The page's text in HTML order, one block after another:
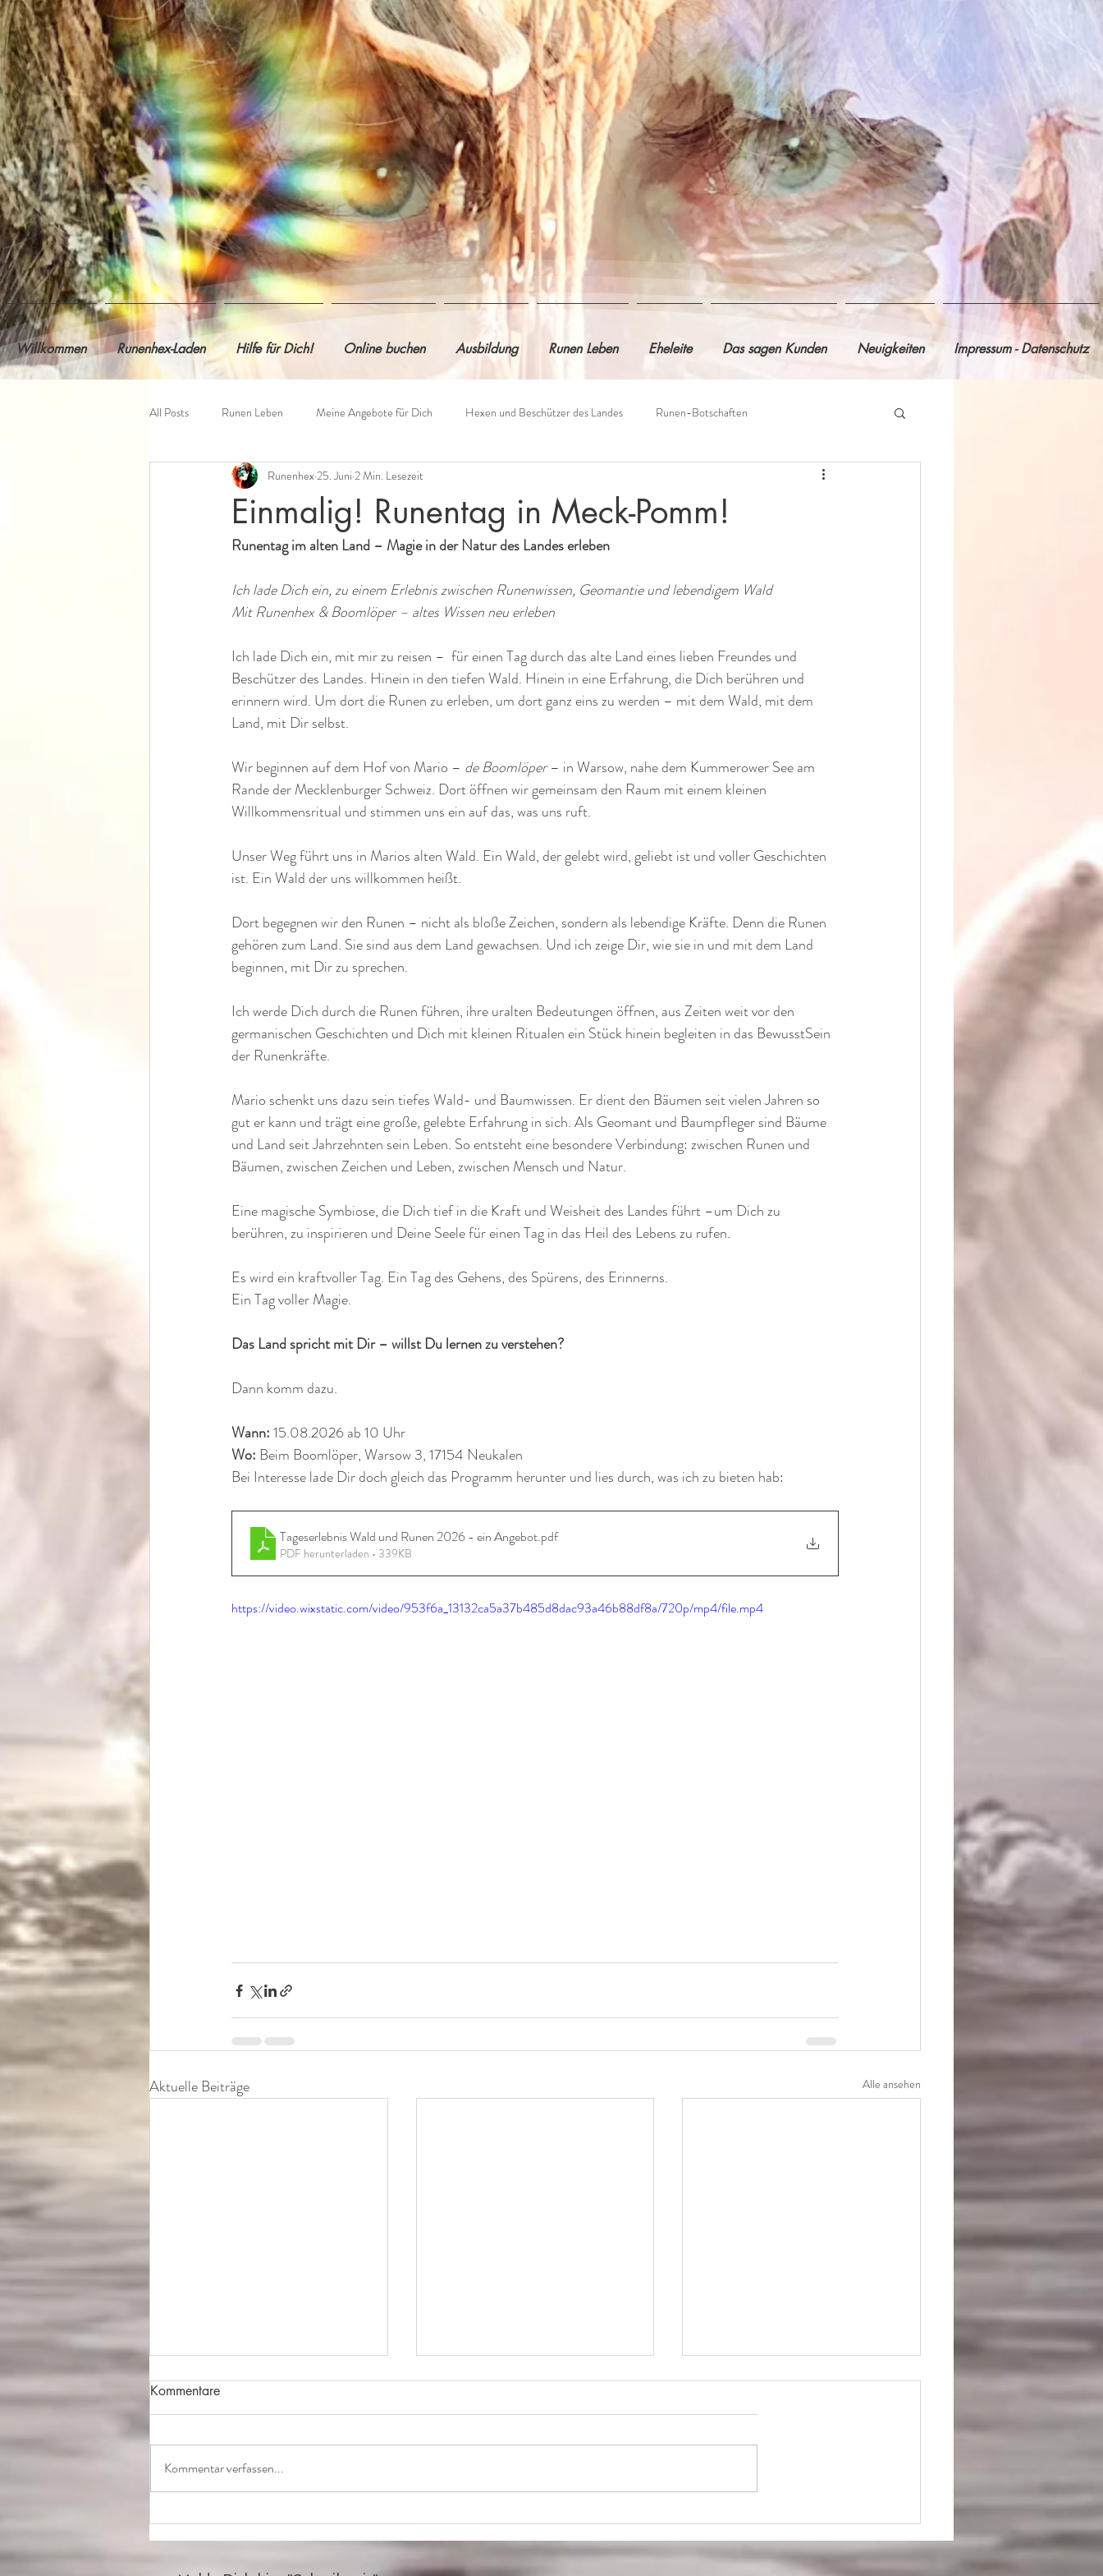
Willkommen Runenhex-Laden Hilfe für Dich! Online buchen Ausbildung Runen Leben Eheleite Das sagen Kunden Neuigkeiten Impressum - Datenschutz
All Posts Runen Leben Meine Angebote für Dich Hexen und Beschützer des Landes Runen-Botschaften
Einmalig! Runentag in Meck-Pomm!
Runenhex 25. Juni 2 Min. Lesezeit
Runentag im alten Land – Magie in der Natur des Landes erleben
Ich lade Dich ein, zu einem Erlebnis zwischen Runenwissen, Geomantie und lebendigem Wald
Mit Runenhex & Boomlöper – altes Wissen neu erleben
Ich lade Dich ein, mit mir zu reisen –  für einen Tag durch das alte Land eines lieben Freundes und
Beschützer des Landes. Hinein in den tiefen Wald. Hinein in eine Erfahrung, die Dich berühren und
erinnern wird. Um dort die Runen zu erleben, um dort ganz eins zu werden – mit dem Wald, mit dem
Land, mit Dir selbst.
Wir beginnen auf dem Hof von Mario – de Boomlöper – in Warsow, nahe dem Kummerower See am
Rande der Mecklenburger Schweiz. Dort öffnen wir gemeinsam den Raum mit einem kleinen
Willkommensritual und stimmen uns ein auf das, was uns ruft.
Unser Weg führt uns in Marios alten Wald. Ein Wald, der gelebt wird, geliebt ist und voller Geschichten
ist. Ein Wald der uns willkommen heißt.
Dort begegnen wir den Runen – nicht als bloße Zeichen, sondern als lebendige Kräfte. Denn die Runen
gehören zum Land. Sie sind aus dem Land gewachsen. Und ich zeige Dir, wie sie in und mit dem Land
beginnen, mit Dir zu sprechen.
Ich werde Dich durch die Runen führen, ihre uralten Bedeutungen öffnen, aus Zeiten weit vor den
germanischen Geschichten und Dich mit kleinen Ritualen ein Stück hinein begleiten in das BewusstSein
der Runenkräfte.
Mario schenkt uns dazu sein tiefes Wald- und Baumwissen. Er dient den Bäumen seit vielen Jahren so
gut er kann und trägt eine große, gelebte Erfahrung in sich. Als Geomant und Baumpfleger sind Bäume
und Land seit Jahrzehnten sein Leben. So entsteht eine besondere Verbindung: zwischen Runen und
Bäumen, zwischen Zeichen und Leben, zwischen Mensch und Natur.
Eine magische Symbiose, die Dich tief in die Kraft und Weisheit des Landes führt –um Dich zu
berühren, zu inspirieren und Deine Seele für einen Tag in das Heil des Lebens zu rufen.
Es wird ein kraftvoller Tag. Ein Tag des Gehens, des Spürens, des Erinnerns.
Ein Tag voller Magie.
Das Land spricht mit Dir – willst Du lernen zu verstehen?
Dann komm dazu.
Wann: 15.08.2026 ab 10 Uhr
Wo: Beim Boomlöper, Warsow 3, 17154 Neukalen
Bei Interesse lade Dir doch gleich das Programm herunter und lies durch, was ich zu bieten hab:
Tageserlebnis Wald und Runen 2026 - ein Angebot.pdf
PDF herunterladen • 339KB
https://video.wixstatic.com/video/953f6a_13132ca5a37b485d8dac93a46b88df8a/720p/mp4/file.mp4
Aktuelle Beiträge Alle ansehen
werden...
Runenwurf
Wachsamkeit
Kommentare
Kommentar verfassen...